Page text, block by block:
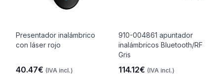
Presentador inalámbrico
con láser rojo
40.47€ (IVA incl.)
910-004861 apuntador
inalámbricos Bluetooth/RF
Gris
114.12€ (IVA incl.)